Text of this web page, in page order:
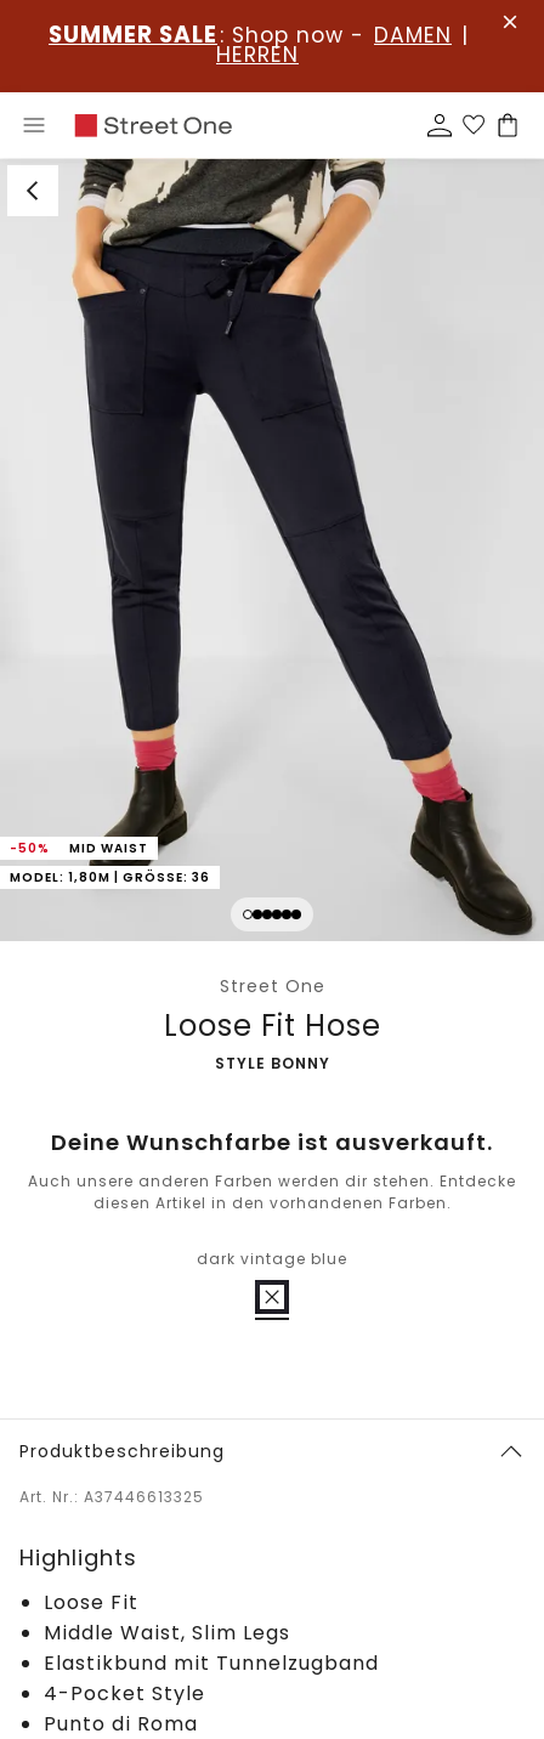
SUMMER SALE : Shop now - DAMEN |
HERREN
-50%
MID WAIST
MODEL: 1,80M | GRÖSSE: 36
Street One
Loose Fit Hose
-
STYLE BONNY
Deine Wunschfarbe ist ausverkauft.
Auch unsere anderen Farben werden dir stehen. Entdecke
diesen Artikel in den vorhandenen Farben.
dark vintage blue
Produktbeschreibung
Art. Nr.: A37446613325
Highlights
Loose Fit
Middle Waist, Slim Legs
Elastikbund mit Tunnelzugband
4-Pocket Style
Punto di Roma